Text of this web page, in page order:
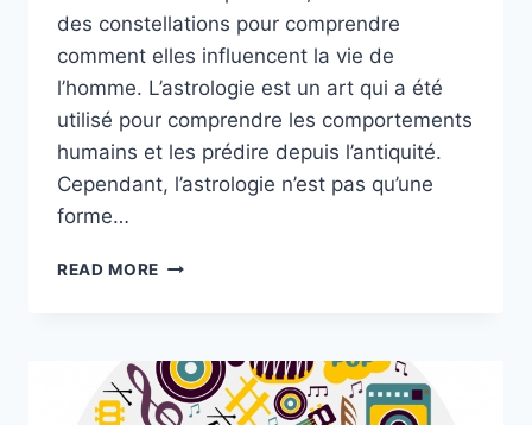
des constellations pour comprendre
comment elles influencent la vie de
l’homme. L’astrologie est un art qui a été
utilisé pour comprendre les comportements
humains et les prédire depuis l’antiquité.
Cependant, l’astrologie n’est pas qu’une
forme…
READ MORE LES
CONSULTATION
ASTROLOGIQUE
ET